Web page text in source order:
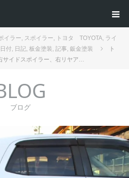
イラー, スポイラー, トヨタ TOYOTA, ライ
日付, 日記, 板金塗装, 記事, 鈑金塗装
ト
イドスポイラー、右リヤア…
ブログ